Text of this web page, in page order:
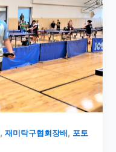
,재미탁구협회장배, 포토